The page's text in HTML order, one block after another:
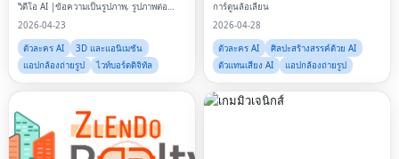
วิดีโอ AI |ข้อความเป็นรูปภาพ, รูปภาพต่อ
รูปภาพ, การสร้างวิดีโอ
2026-04-23
ตัวละคร AI
3D และแอนิเมชัน
แอปกล้องถ่ายรูป
ไวท์บอร์ดดิจิทัล
การ์ตูนล้อเลียน
2026-04-28
ตัวละคร AI
ศิลปะสร้างสรรค์ด้วย AI
ตัวแทนเสียง AI
แอปกล้องถ่ายรูป